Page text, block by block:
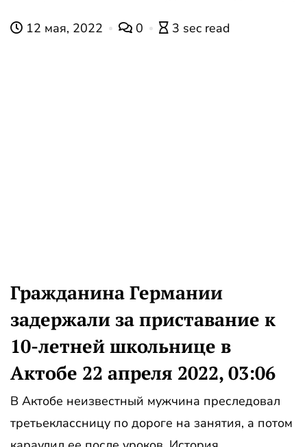
12 мая, 2022 0 3 sec read
Гражданина Германии
задержали за приставание к
10-летней школьнице в
Актобе 22 апреля 2022, 03:06
В Актобе неизвестный мужчина преследовал
третьеклассницу по дороге на занятия, а потом